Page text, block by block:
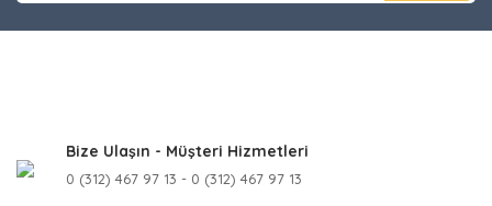
Bize Ulaşın - Müşteri Hizmetleri
0 (312) 467 97 13 - 0 (312) 467 97 13